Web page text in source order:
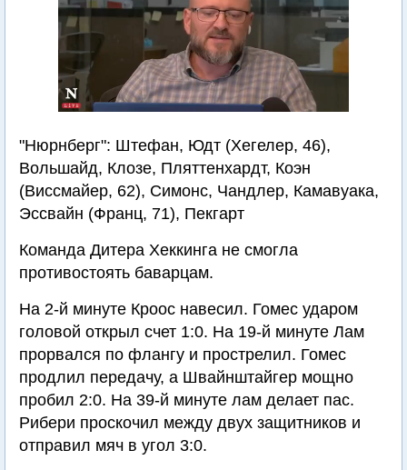
"Нюрнберг": Штефан, Юдт (Хегелер, 46),
Вольшайд, Клозе, Пляттенхардт, Коэн
(Виссмайер, 62), Симонс, Чандлер, Камавуака,
Эссвайн (Франц, 71), Пекгарт
Команда Дитера Хеккинга не смогла
противостоять баварцам.
На 2-й минуте Кроос навесил. Гомес ударом
головой открыл счет 1:0. На 19-й минуте Лам
прорвался по флангу и прострелил. Гомес
продлил передачу, а Швайнштайгер мощно
пробил 2:0. На 39-й минуте лам делает пас.
Рибери проскочил между двух защитников и
отправил мяч в угол 3:0.